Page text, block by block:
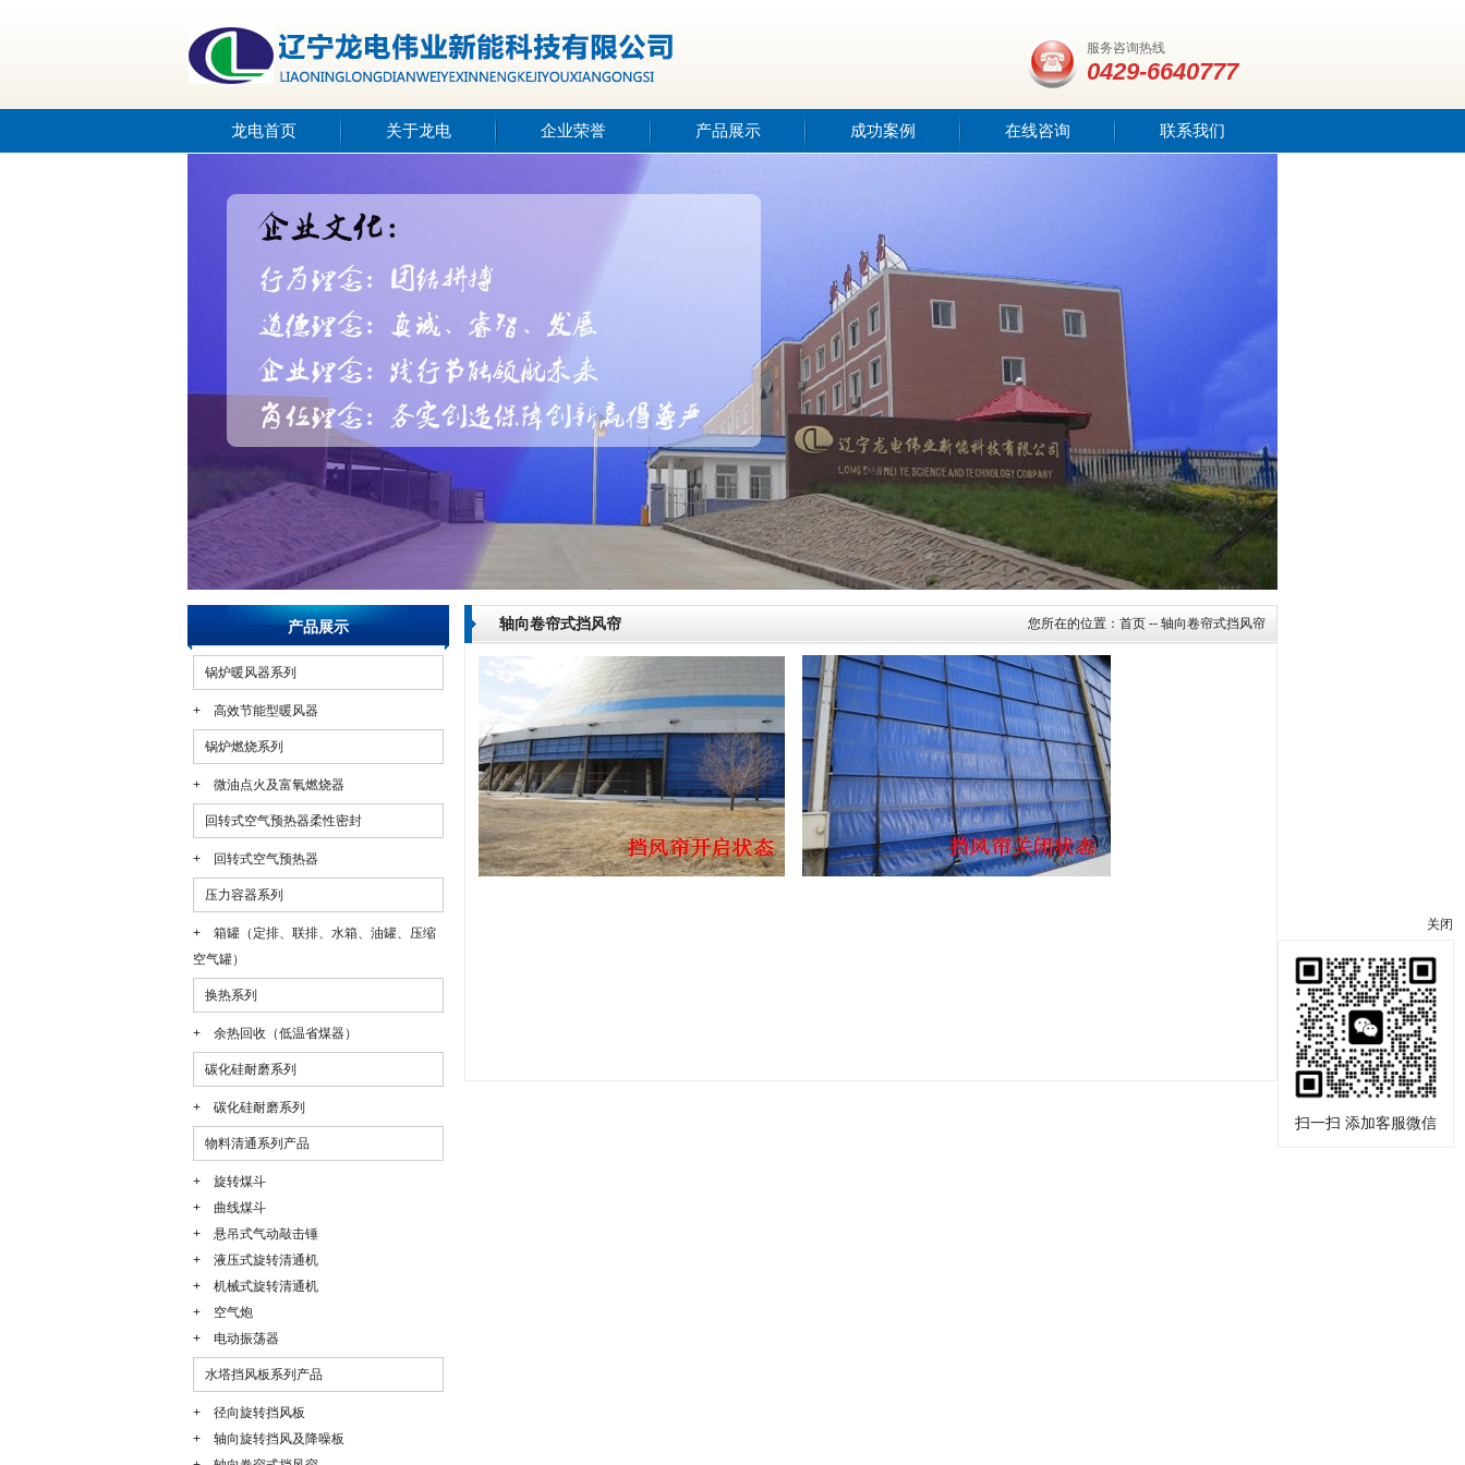
服务咨询热线
0429-6640777
龙电首页 关于龙电 企业荣誉 产品展示 成功案例 在线咨询 联系我们
产品展示
锅炉暖风器系列
+ 高效节能型暖风器
锅炉燃烧系列
+ 微油点火及富氧燃烧器
回转式空气预热器柔性密封
+ 回转式空气预热器
压力容器系列
+ 箱罐（定排、联排、水箱、油罐、压缩
空气罐）
换热系列
+ 余热回收（低温省煤器）
碳化硅耐磨系列
+ 碳化硅耐磨系列
物料清通系列产品
+ 旋转煤斗
+ 曲线煤斗
+ 悬吊式气动敲击锤
+ 液压式旋转清通机
+ 机械式旋转清通机
+ 空气炮
+ 电动振荡器
水塔挡风板系列产品
+ 径向旋转挡风板
+ 轴向旋转挡风及降噪板
轴向卷帘式挡风帘 您所在的位置： 首页 -- 轴向卷帘式挡风帘
扫一扫 添加客服微信
关闭